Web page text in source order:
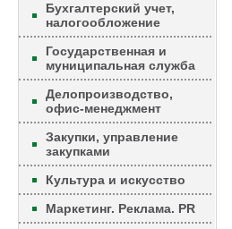
Бухгалтерский учет,
налогообложение
Государственная и
муниципальная служба
Делопроизводство,
офис-менеджмент
Закупки, управление
закупками
Культура и искусство
Маркетинг. Реклама. PR